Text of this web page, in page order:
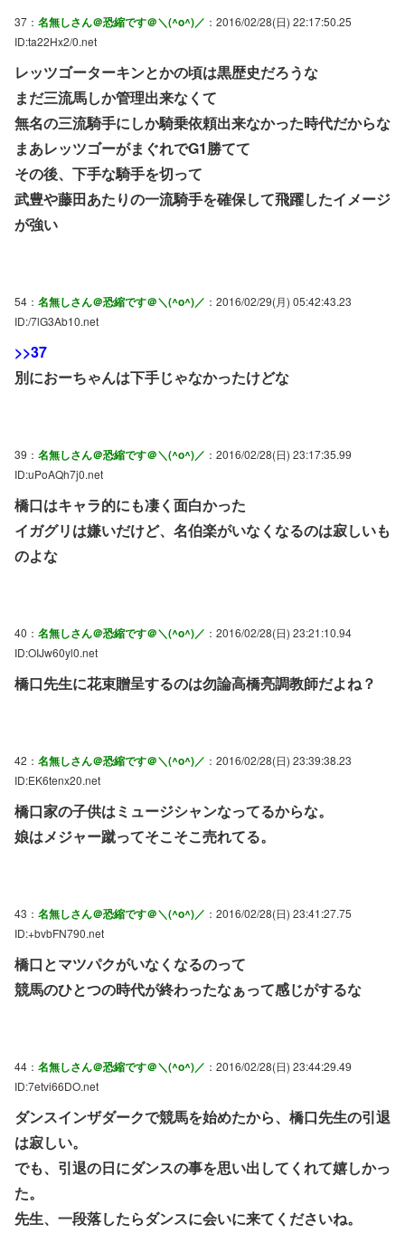
37： 名無しさん＠恐縮です＠＼(^o^)／ ：2016/02/28(日) 22:17:50.25
ID:ta22Hx2/0.net
レッツゴーターキンとかの頃は黒歴史だろうな
まだ三流馬しか管理出来なくて
無名の三流騎手にしか騎乗依頼出来なかった時代だからな
まあレッツゴーがまぐれでG1勝てて
その後、下手な騎手を切って
武豊や藤田あたりの一流騎手を確保して飛躍したイメージ
が強い
54： 名無しさん＠恐縮です＠＼(^o^)／ ：2016/02/29(月) 05:42:43.23
ID:/7lG3Ab10.net
>>37
別におーちゃんは下手じゃなかったけどな
39： 名無しさん＠恐縮です＠＼(^o^)／ ：2016/02/28(日) 23:17:35.99
ID:uPoAQh7j0.net
橋口はキャラ的にも凄く面白かった
イガグリは嫌いだけど、名伯楽がいなくなるのは寂しいも
のよな
40： 名無しさん＠恐縮です＠＼(^o^)／ ：2016/02/28(日) 23:21:10.94
ID:OIJw60yl0.net
橋口先生に花束贈呈するのは勿論高橋亮調教師だよね？
42： 名無しさん＠恐縮です＠＼(^o^)／ ：2016/02/28(日) 23:39:38.23
ID:EK6tenx20.net
橋口家の子供はミュージシャンなってるからな。
娘はメジャー蹴ってそこそこ売れてる。
43： 名無しさん＠恐縮です＠＼(^o^)／ ：2016/02/28(日) 23:41:27.75
ID:+bvbFN790.net
橋口とマツパクがいなくなるのって
競馬のひとつの時代が終わったなぁって感じがするな
44： 名無しさん＠恐縮です＠＼(^o^)／ ：2016/02/28(日) 23:44:29.49
ID:7etvi66DO.net
ダンスインザダークで競馬を始めたから、橋口先生の引退
は寂しい。
でも、引退の日にダンスの事を思い出してくれて嬉しかっ
た。
先生、一段落したらダンスに会いに来てくださいね。